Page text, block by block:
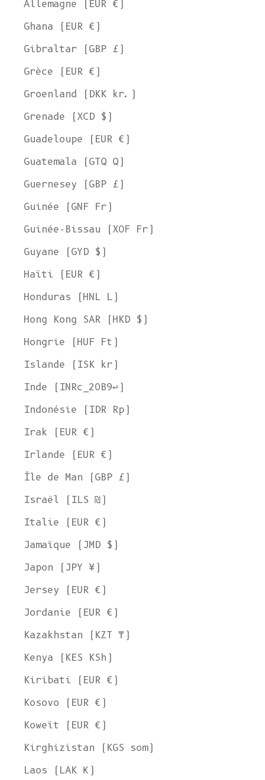
Allemagne (EUR €)
Ghana (EUR €)
Gibraltar (GBP £)
Grèce (EUR €)
Groenland (DKK kr.)
Grenade (XCD $)
Guadeloupe (EUR €)
Guatemala (GTQ Q)
Guernesey (GBP £)
Guinée (GNF Fr)
Guinée-Bissau (XOF Fr)
Guyane (GYD $)
Haïti (EUR €)
Honduras (HNL L)
Hong Kong SAR (HKD $)
Hongrie (HUF Ft)
Islande (ISK kr)
Inde (INRc_20B9↩)
Indonésie (IDR Rp)
Irak (EUR €)
Irlande (EUR €)
Île de Man (GBP £)
Israël (ILS ₪)
Italie (EUR €)
Jamaïque (JMD $)
Japon (JPY ¥)
Jersey (EUR €)
Jordanie (EUR €)
Kazakhstan (KZT ₸)
Kenya (KES KSh)
Kiribati (EUR €)
Kosovo (EUR €)
Koweït (EUR €)
Kirghizistan (KGS som)
Laos (LAK ₭)